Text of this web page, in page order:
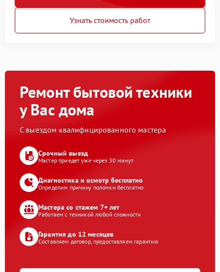
Узнать стоимость работ
Ремонт бытовой техники
у Вас дома
С выездом квалифицированного мастера
Срочный выезд
Мастер приедет уже через 30 минут
Диагностика и осмотр бесплатно
Определим причину поломки бесплатно
Мастера со стажем 7+ лет
Работаем с техникой любой сложности
Гарантия до 12 месяцев
Составляем договор, предоставляем гарантию